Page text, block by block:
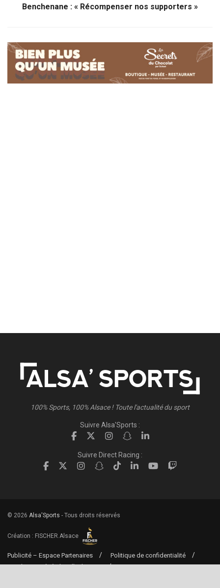
Benchenane : « Récompenser nos supporters »
100% Sports, 100% Alsace ! Toute l'actualité du sport
Suivre Alsa'Sports :
Suivre Direct Racing :
© 2026 Alsa'Sports - Tous droits réservés
Création : FISCHER.Alsace
Publicité – Espace Partenaires
Politique de confidentialité
Conditions générales d’utilisation